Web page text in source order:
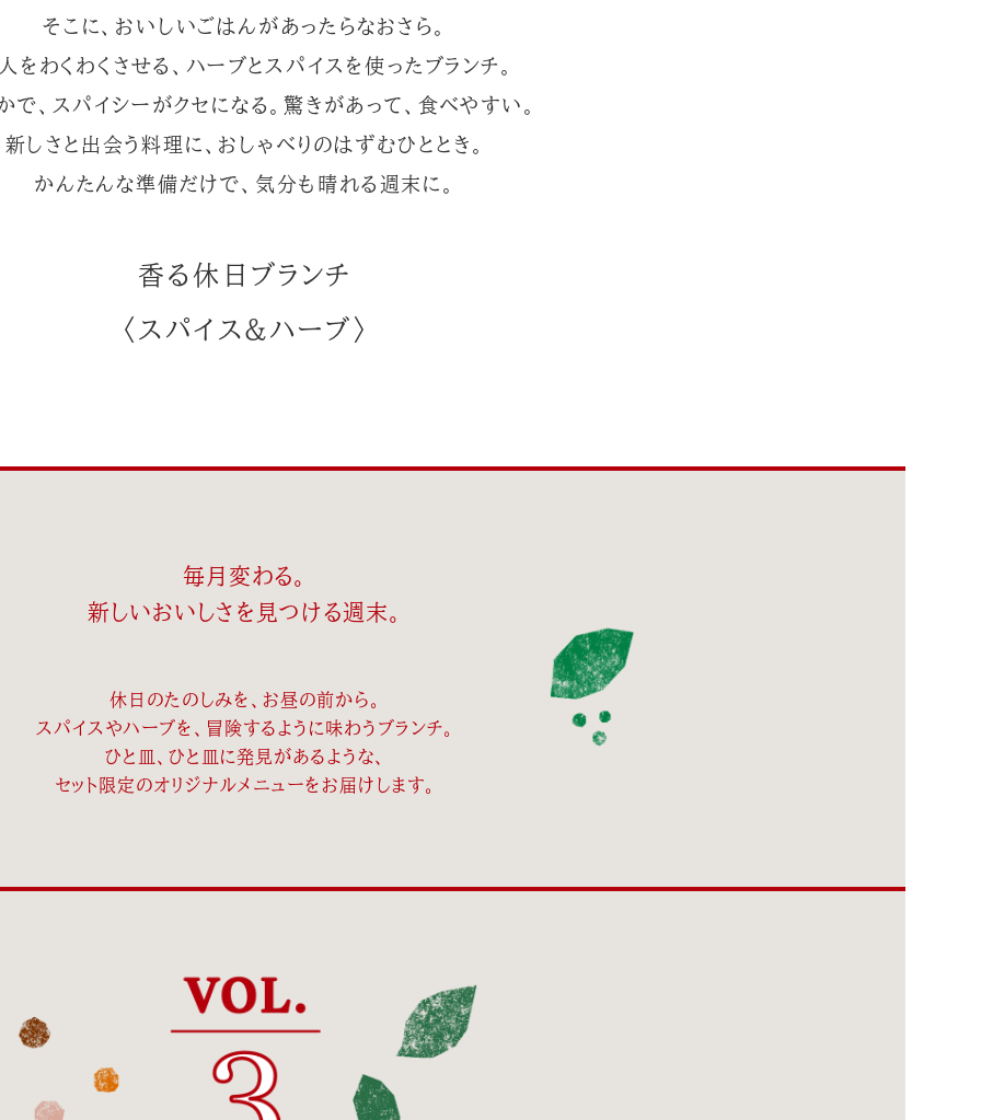
そこに、おいしいごはんがあったらなおさら。
をわくわくさせる、ハーブとスパイスを使ったブランチ。
で、スパイシーがクセになる。驚きがあって、食べやすい。
新しさと出会う料理に、おしゃべりのはずむひととき。
かんたんな準備だけで、気分も晴れる週末に。
香る休日ブランチ
〈スパイス&ハーブ〉
毎月変わる。
新しいおいしさを見つける週末。
休日のたのしみを、お昼の前から。
スパイスやハーブを、冒険するように味わうブランチ。
ひと皿、ひと皿に発見があるような、
セット限定のオリジナルメニューをお届けします。